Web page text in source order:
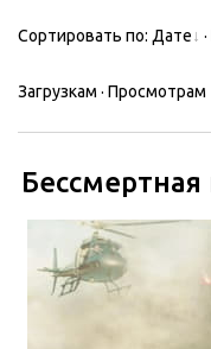
Сортировать по: Дате ·
Загрузкам · Просмотрам
Бессмертная